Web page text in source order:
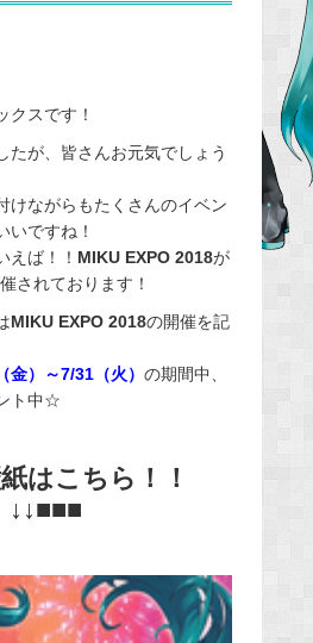
クスです！
たが、皆さんお元気でしょう
けながらもたくさんのイベン
いですね！
えば！！ MIKU EXPO 2018が
されております！
MIKU EXPO 2018の開催を記
金）～7/31（火） の期間中、
ト中☆
はこちら！！
↓↓■■■